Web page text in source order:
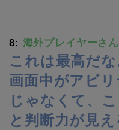
8: 海外プレイヤーさん
これは最高だな
画面中がアビ
じゃなくて、
と判断力が見